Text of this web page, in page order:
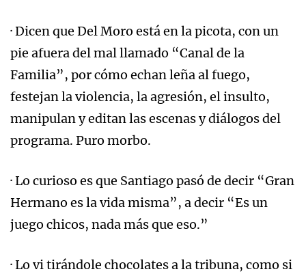
· Dicen que Del Moro está en la picota, con un
pie afuera del mal llamado “Canal de la
Familia”, por cómo echan leña al fuego,
festejan la violencia, la agresión, el insulto,
manipulan y editan las escenas y diálogos del
programa. Puro morbo.
· Lo curioso es que Santiago pasó de decir “Gran
Hermano es la vida misma”, a decir “Es un
juego chicos, nada más que eso.”
· Lo vi tirándole chocolates a la tribuna, como si